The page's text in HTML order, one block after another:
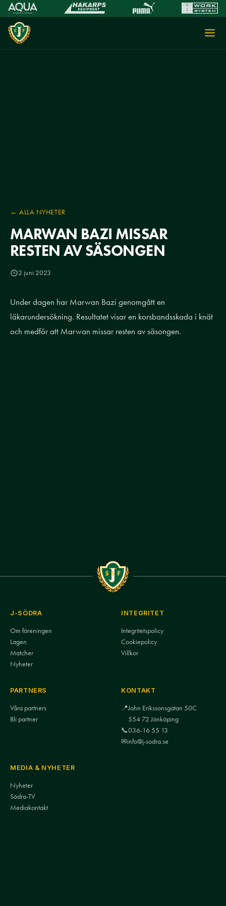
← ALLA NYHETER
MARWAN BAZI MISSAR
RESTEN AV SÄSONGEN
2 juni 2023
Under dagen har Marwan Bazi genomgått en
läkarundersökning. Resultatet visar en korsbandsskada i knät
och medför att Marwan missar resten av säsongen.
J-SÖDRA
Om föreningen
Lagen
Matcher
Nyheter
INTEGRITET
Integritetspolicy
Cookiepolicy
Villkor
PARTNERS
Våra partners
Bli partner
KONTAKT
📍John Erikssonsgatan 50C
554 72 Jönköping
📞036-16 55 13
✉info@j-sodra.se
MEDIA & NYHETER
Nyheter
Södra-TV
Mediakontakt